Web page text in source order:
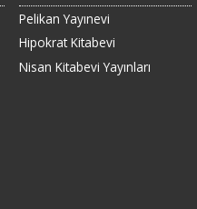
Pelikan Yayınevi
Hipokrat Kitabevi
Nisan Kitabevi Yayınları